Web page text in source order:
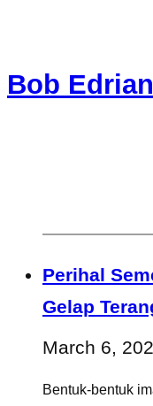
content
Bob Edrian
Perihal
Gelap
March 6,
Bentuk-bentuk